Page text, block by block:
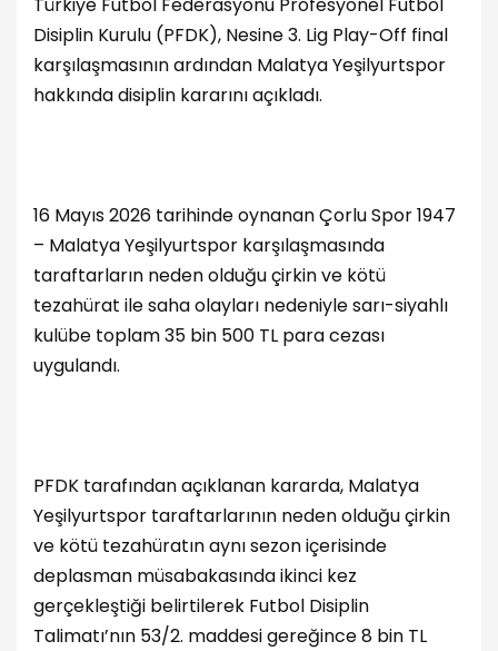
Disiplin Kurulu (PFDK), Nesine 3. Lig Play-Off final
karşılaşmasının ardından Malatya Yeşilyurtspor
hakkında disiplin kararını açıkladı.
16 Mayıs 2026 tarihinde oynanan Çorlu Spor 1947
– Malatya Yeşilyurtspor karşılaşmasında
taraftarların neden olduğu çirkin ve kötü
tezahürat ile saha olayları nedeniyle sarı-siyahlı
kulübe toplam 35 bin 500 TL para cezası
uygulandı.
PFDK tarafından açıklanan kararda, Malatya
Yeşilyurtspor taraftarlarının neden olduğu çirkin
ve kötü tezahüratın aynı sezon içerisinde
deplasman müsabakasında ikinci kez
gerçekleştiği belirtilerek Futbol Disiplin
Talimatı’nın 53/2. maddesi gereğince 8 bin TL